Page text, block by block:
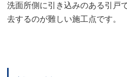
洗面所側に引き込みのある引戸
去するのが難しい施工点です。